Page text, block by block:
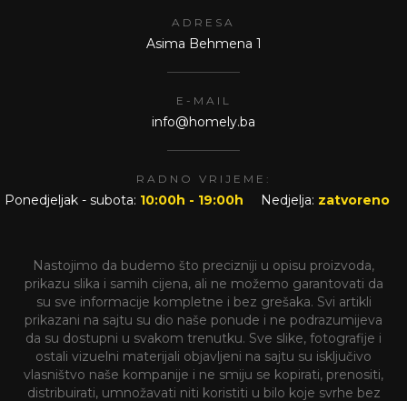
ADRESA
Asima Behmena 1
E-MAIL
info@homely.ba
RADNO VRIJEME:
Ponedjeljak - subota: 10:00h - 19:00h Nedjelja: zatvoreno
Nastojimo da budemo što precizniji u opisu proizvoda,
prikazu slika i samih cijena, ali ne možemo garantovati da
su sve informacije kompletne i bez grešaka. Svi artikli
prikazani na sajtu su dio naše ponude i ne podrazumijeva
da su dostupni u svakom trenutku. Sve slike, fotografije i
ostali vizuelni materijali objavljeni na sajtu su isključivo
vlasništvo naše kompanije i ne smiju se kopirati, prenositi,
distribuirati, umnožavati niti koristiti u bilo koje svrhe bez